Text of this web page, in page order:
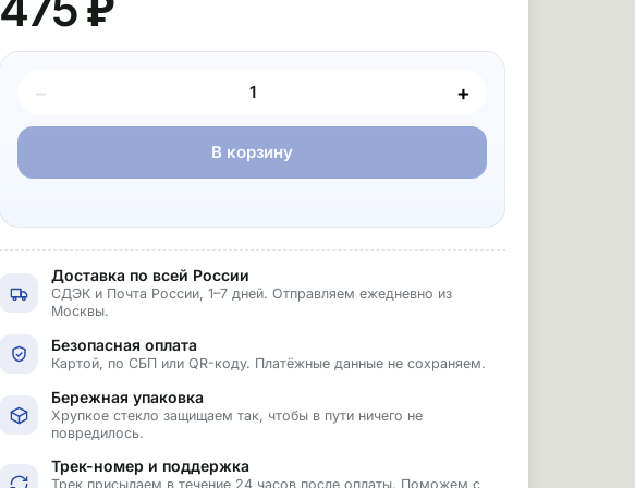
− +
В корзину
Доставка по всей России
СДЭК и Почта России, 1–7 дней. Отправляем ежедневно из
Москвы.
Безопасная оплата
Картой, по СБП или QR-коду. Платёжные данные не сохраняем.
Бережная упаковка
Хрупкое стекло защищаем так, чтобы в пути ничего не
повредилось.
Трек-номер и поддержка
Трек присылаем в течение 24 часов после оплаты. Поможем с